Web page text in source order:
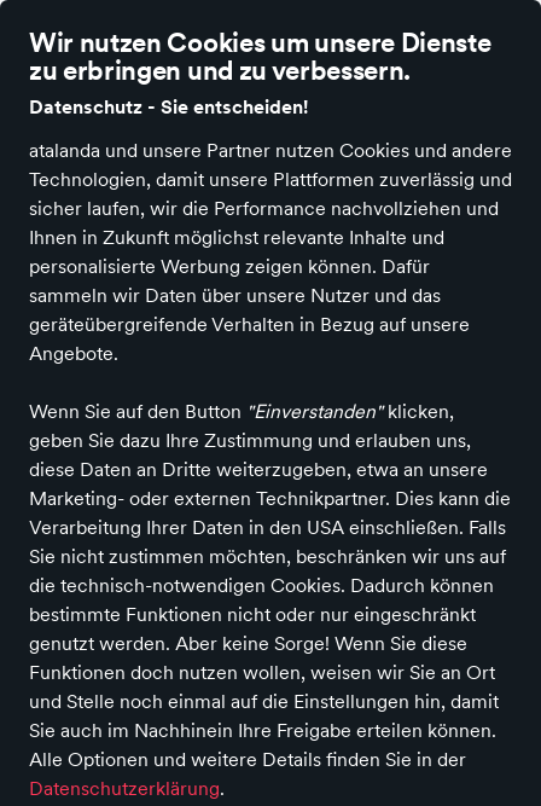
Wir nutzen Cookies um unsere Dienste
zu erbringen und zu verbessern.
Datenschutz - Sie entscheiden!
atalanda und unsere Partner nutzen Cookies und andere
Technologien, damit unsere Plattformen zuverlässig und
sicher laufen, wir die Performance nachvollziehen und
Ihnen in Zukunft möglichst relevante Inhalte und
personalisierte Werbung zeigen können. Dafür
sammeln wir Daten über unsere Nutzer und das
geräteübergreifende Verhalten in Bezug auf unsere
Angebote.
Wenn Sie auf den Button "Einverstanden"klicken,
geben Sie dazu Ihre Zustimmung und erlauben uns,
diese Daten an Dritte weiterzugeben, etwa an unsere
Marketing- oder externen Technikpartner. Dies kann die
Verarbeitung Ihrer Daten in den USA einschließen. Falls
Sie nicht zustimmen möchten, beschränken wir uns auf
die technisch-notwendigen Cookies. Dadurch können
bestimmte Funktionen nicht oder nur eingeschränkt
genutzt werden. Aber keine Sorge! Wenn Sie diese
Funktionen doch nutzen wollen, weisen wir Sie an Ort
und Stelle noch einmal auf die Einstellungen hin, damit
Sie auch im Nachhinein Ihre Freigabe erteilen können.
Alle Optionen und weitere Details finden Sie in der
Datenschutzerklärung.
Alle Kategorien Neuheiten Angebote Sportartikel Fashion &
Energizer
Energizer® Akku Recharge Extreme
AAA/Micro HR03 Nickel-
Metallhydrid 800 mAh 1,2V 4
St./Pack.
Preis
21,99 € inkl. MwSt., zzgl. Versandkosten